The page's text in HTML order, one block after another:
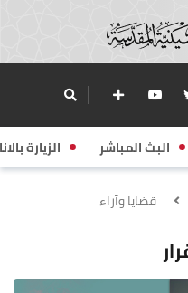
البث المباشر الزيارة
قضايا وآراء